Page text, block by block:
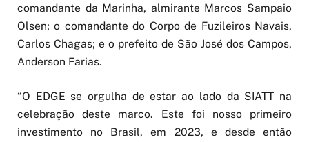
comandante da Marinha, almirante Marcos Sampaio
Olsen; o comandante do Corpo de Fuzileiros Navais,
Carlos Chagas; e o prefeito de São José dos Campos,
Anderson Farias.
“O EDGE se orgulha de estar ao lado da SIATT na
celebração deste marco. Este foi nosso primeiro
investimento no Brasil, em 2023, e desde então